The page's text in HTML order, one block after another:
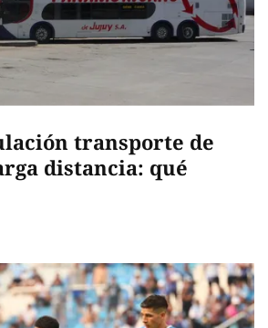
transporte de
distancia: qué